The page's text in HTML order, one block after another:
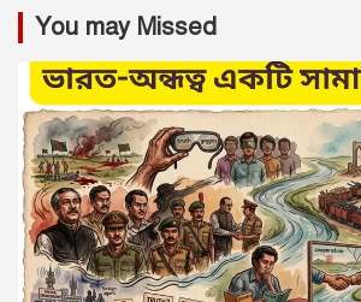
You may Missed